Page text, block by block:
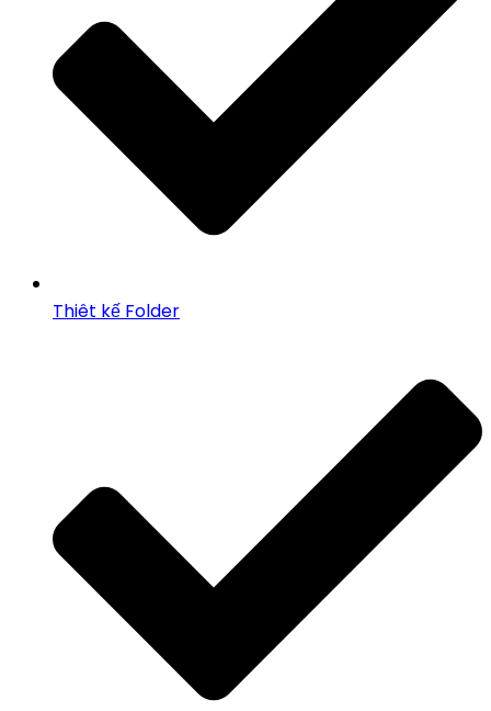
Thiêt kế Folder